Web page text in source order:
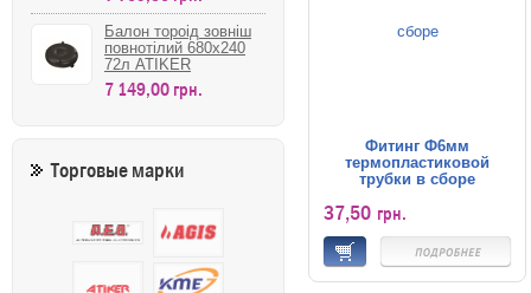
Фитинг Ф6мм
термопластиковой
трубки в сборе
37,50 грн.
Балон тороід зовніш
повнотілий 680х240
72л ATIKER
7 149,00 грн.
Торговые марки